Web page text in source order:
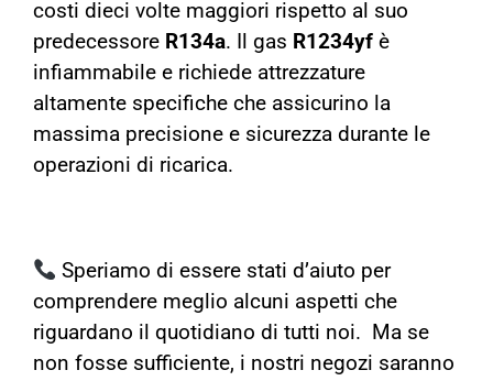
costi dieci volte maggiori rispetto al suo
predecessore R134a. Il gas R1234yf è
infiammabile e richiede attrezzature
altamente specifiche che assicurino la
massima precisione e sicurezza durante le
operazioni di ricarica.
Speriamo di essere stati d’aiuto per
comprendere meglio alcuni aspetti che
riguardano il quotidiano di tutti noi. Ma se
non fosse sufficiente, i nostri negozi saranno